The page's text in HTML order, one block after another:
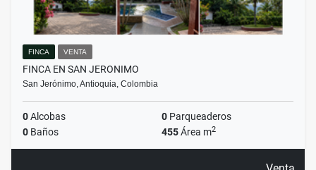
FINCA VENTA
FINCA EN SAN JERONIMO
San Jerónimo, Antioquia, Colombia
0Alcobas 0 Parqueaderos
0 Baños 455Área m2